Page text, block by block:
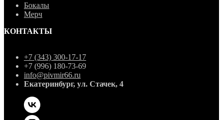
Бокалы
Мерч
КОНТАКТЫ
+7 (343) 300-17-17
+7 (996) 180-73-69
info@pivmir66.ru
Екатеринбург, ул. Стачек, 4